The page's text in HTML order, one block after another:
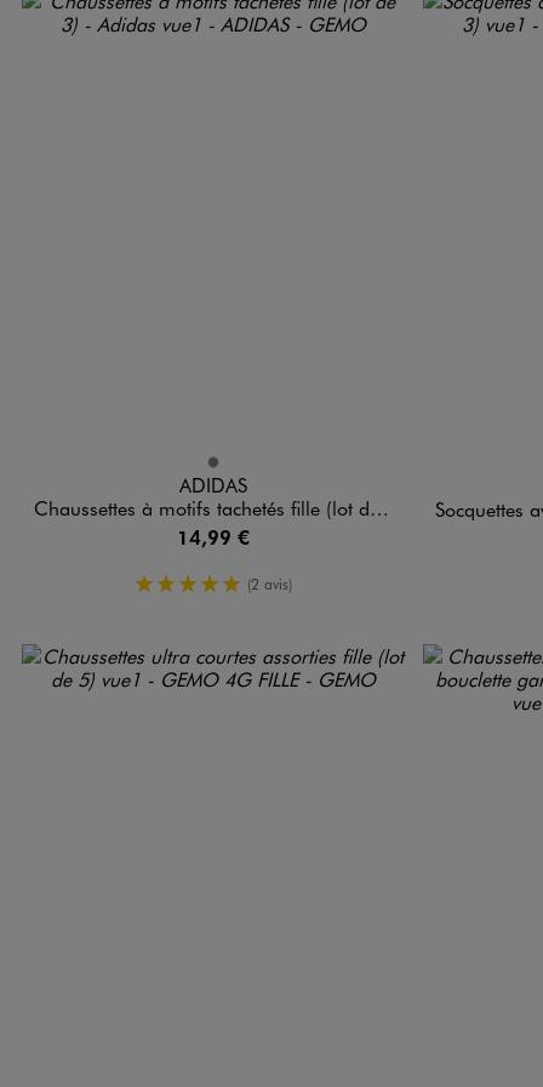
Disponible en 1 colorisGRIS
ADIDAS
Chaussettes à motifs tachetés fille (lot de 3) - Adidas
14,99 €
5/5 de moyenne
(2 avis)
Disponible
Socquettes